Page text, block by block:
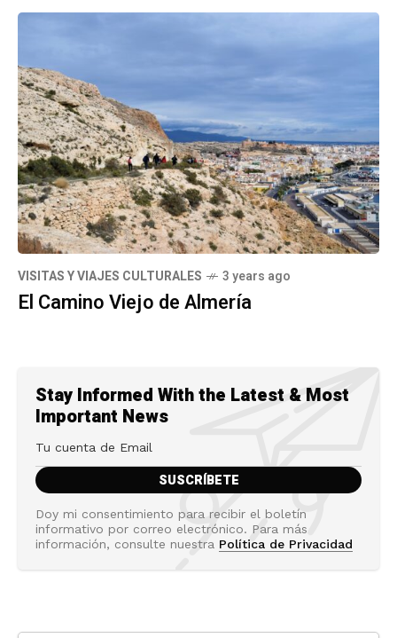
VISITAS Y VIAJES CULTURALES 3 years ago
El Camino Viejo de Almería
Stay Informed With the Latest & Most
Important News
Doy mi consentimiento para recibir el boletín
informativo por correo electrónico. Para más
información, consulte nuestra Política de Privacidad